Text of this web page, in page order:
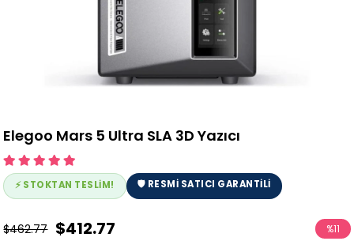
Elegoo Mars 5 Ultra SLA 3D Yazıcı
⚡ STOKTAN TESLİM! 🛡️ RESMİ SATICI GARANTİLİ
$462.77 $412.77 %11